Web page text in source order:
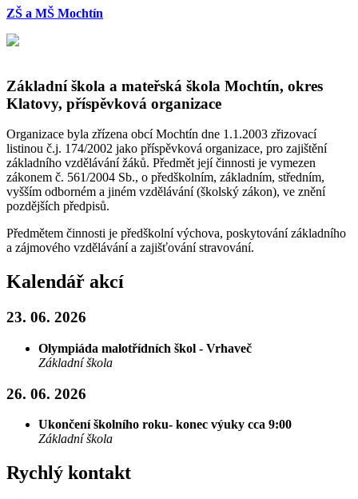
Přejít
hlavnímu
ZŠ a MŠ Mochtín
Základní škola a mateřská škola Mochtín, okres
Klatovy, příspěvková organizace
Organizace byla zřízena obcí Mochtín dne 1.1.2003 zřizovací
listinou č.j. 174/2002 jako příspěvková organizace, pro zajištění
základního vzdělávání žáků. Předmět její činnosti je vymezen
zákonem č. 561/2004 Sb., o předškolním, základním, středním,
vyšším odborném a jiném vzdělávání (školský zákon), ve znění
pozdějších předpisů.
Předmětem činnosti je předškolní výchova, poskytování základního
a zájmového vzdělávání a zajišťování stravování.
Kalendář akcí
23. 06. 2026
Olympiáda malotřídních škol - Vrhaveč
Základní škola
26. 06. 2026
Ukončení školního roku- konec výuky cca 9:00
Základní škola
Rychlý kontakt